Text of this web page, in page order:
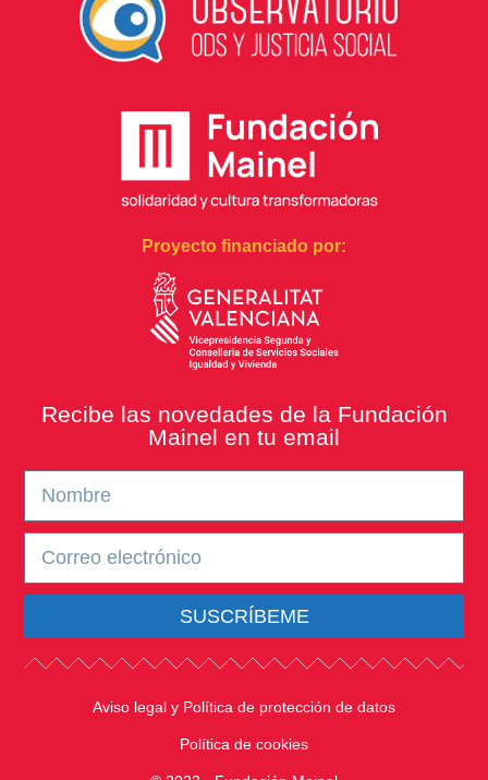
Proyecto financiado por:
Recibe las novedades de la Fundación
Mainel en tu email
SUSCRÍBEME
Aviso legal y Política de protección de datos
Política de cookies